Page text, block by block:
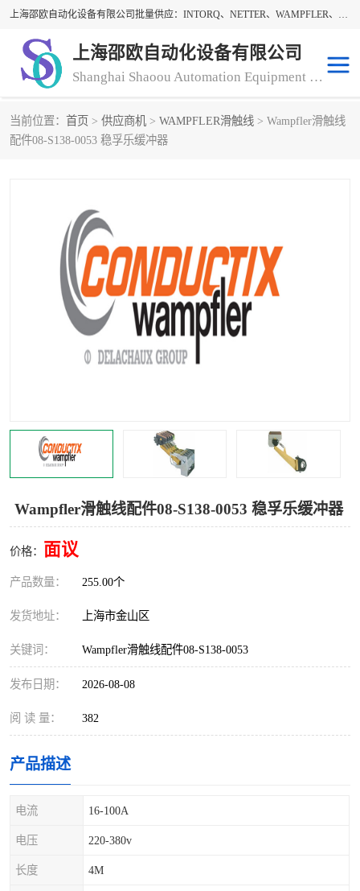
上海邵欧自动化设备有限公司批量供应：INTORQ、NETTER、WAMPFLER、WARNER、WICHITA、三菱离合器、warner离合器、NETTER振动器、WAMPFLER滑触线。上海邵欧自动化设备有限公司提供创新技术与产品解决方案，让客户享有高性价比，优质的产品和服务，我们坚持以持续技术和服务创新为客户不断创造价值。欢迎来电咨询！
上海邵欧自动化设备有限公司
Shanghai Shaoou Automation Equipment Co., Ltd
当前位置： 首页 > 供应商机 > WAMPFLER滑触线 > Wampfler滑触线
配件08-S138-0053 稳孚乐缓冲器
Wampfler滑触线配件08-S138-0053 稳孚乐缓冲器
价格： 面议
产品数量： 255.00个
发货地址： 上海市金山区
关键词： Wampfler滑触线配件08-S138-0053
发布日期： 2026-08-08
阅 读 量： 382
产品描述
电流 16-100A
电压 220-380v
长度 4M
warner离合器
INTORQ
BISON GEAR DAYTON
LEESON ELECTRIC carlson制动器
MACH III离合器 CLEVELAND
WICHITA Cleveland 张力控制器
Warner Linear